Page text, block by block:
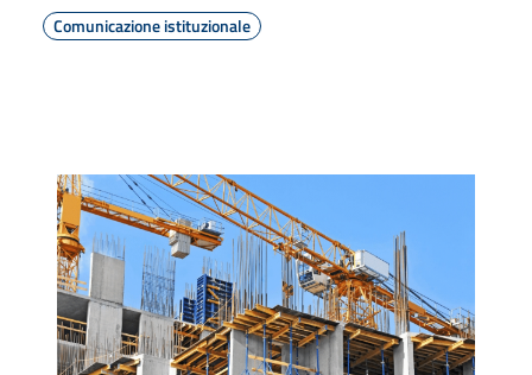
Comunicazione istituzionale